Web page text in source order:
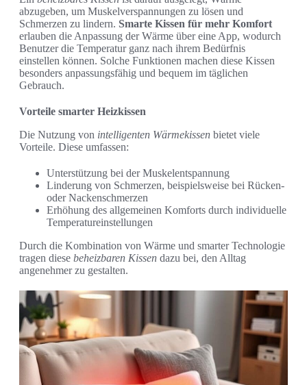
abzugeben, um Muskelverspannungen zu lösen und
Schmerzen zu lindern. Smarte Kissen für mehr Komfort
erlauben die Anpassung der Wärme über eine App, wodurch
Benutzer die Temperatur ganz nach ihrem Bedürfnis
einstellen können. Solche Funktionen machen diese Kissen
besonders anpassungsfähig und bequem im täglichen
Gebrauch.
Vorteile smarter Heizkissen
Die Nutzung von intelligenten Wärmekissen bietet viele
Vorteile. Diese umfassen:
Unterstützung bei der Muskelentspannung
Linderung von Schmerzen, beispielsweise bei Rücken-
oder Nackenschmerzen
Erhöhung des allgemeinen Komforts durch individuelle
Temperatureinstellungen
Durch die Kombination von Wärme und smarter Technologie
tragen diese beheizbaren Kissen dazu bei, den Alltag
angenehmer zu gestalten.